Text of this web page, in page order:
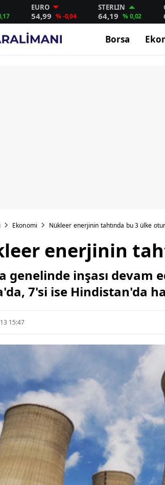
EURO
54,99 % -0,04
STERLIN
64,19 % 0,02
Borsa
Ekonomi Nükleer enerjinin tahtında bu 3 ülke
enerjinin
genelinde inşası devam
7'si ise Hindistan'da
15:47